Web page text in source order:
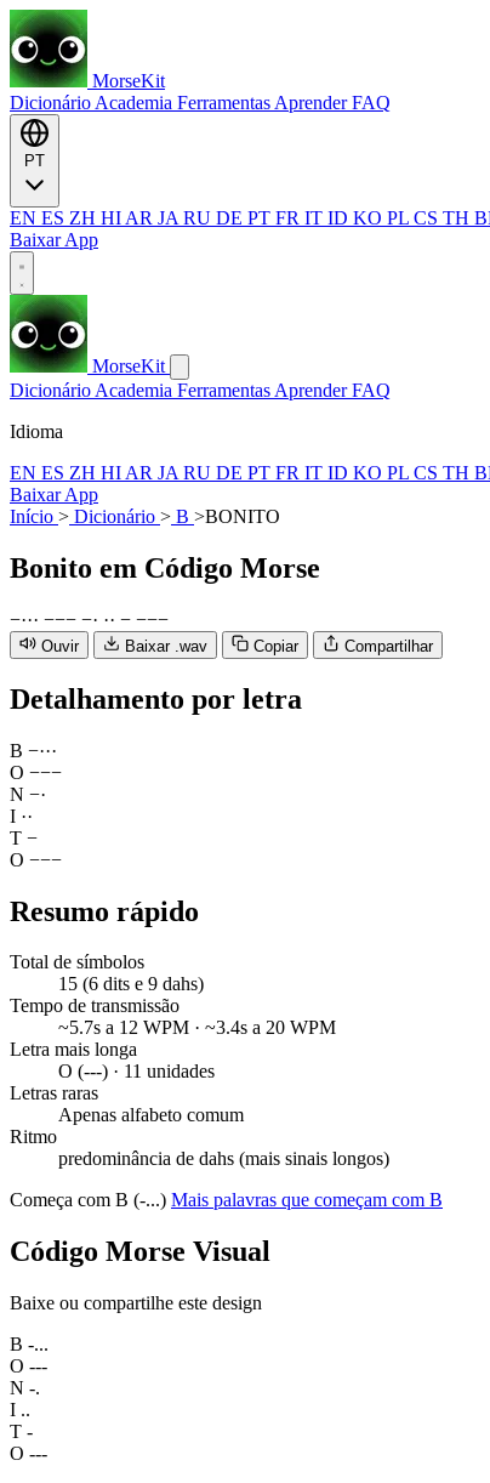
MorseKit
Dicionário Academia Ferramentas AprenderFAQ
EN ES ZH HI AR JA RU DE PT FR IT ID KO PL CS TH
Baixar App
MorseKit
Dicionário Academia Ferramentas AprenderFAQ
Idioma
EN ES ZH HI AR JA RU DE PT FR IT ID KO PL CS TH
Baixar App
Início > Dicionário > B >BONITO
Bonito em Código Morse
−··· −−− −· ·· − −−−
Ouvir Baixar .wav Copiar Compartilhar
Detalhamento por letra
B −···
O −−−
N −·
I ··
T −
O −−−
Resumo rápido
Total de símbolos
15 (6 dits e 9 dahs)
Tempo de transmissão
~5.7s a 12 WPM · ~3.4s a 20 WPM
Letra mais longa
O (---) · 11 unidades
Letras raras
Apenas alfabeto comum
Ritmo
predominância de dahs (mais sinais longos)
Começa com B (-...) Mais palavras que começam com B
Código Morse Visual
Baixe ou compartilhe este design
B -...
O ---
N -.
I ..
T -
O ---